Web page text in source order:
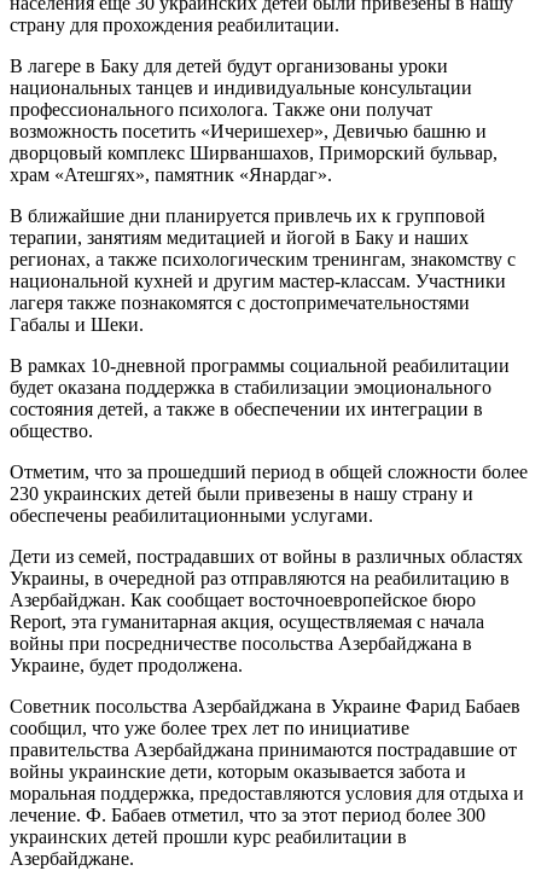
страну для прохождения реабилитации.
В лагере в Баку для детей будут организованы уроки
национальных танцев и индивидуальные консультации
профессионального психолога. Также они получат
возможность посетить «Ичеришехер», Девичью башню и
дворцовый комплекс Ширваншахов, Приморский бульвар,
храм «Атешгях», памятник «Янардаг».
В ближайшие дни планируется привлечь их к групповой
терапии, занятиям медитацией и йогой в Баку и наших
регионах, а также психологическим тренингам, знакомству с
национальной кухней и другим мастер-классам. Участники
лагеря также познакомятся с достопримечательностями
Габалы и Шеки.
В рамках 10-дневной программы социальной реабилитации
будет оказана поддержка в стабилизации эмоционального
состояния детей, а также в обеспечении их интеграции в
общество.
Отметим, что за прошедший период в общей сложности более
230 украинских детей были привезены в нашу страну и
обеспечены реабилитационными услугами.
Дети из семей, пострадавших от войны в различных областях
Украины, в очередной раз отправляются на реабилитацию в
Азербайджан. Как сообщает восточноевропейское бюро
Report, эта гуманитарная акция, осуществляемая с начала
войны при посредничестве посольства Азербайджана в
Украине, будет продолжена.
Советник посольства Азербайджана в Украине Фарид Бабаев
сообщил, что уже более трех лет по инициативе
правительства Азербайджана принимаются пострадавшие от
войны украинские дети, которым оказывается забота и
моральная поддержка, предоставляются условия для отдыха и
лечение. Ф. Бабаев отметил, что за этот период более 300
украинских детей прошли курс реабилитации в
Азербайджане.